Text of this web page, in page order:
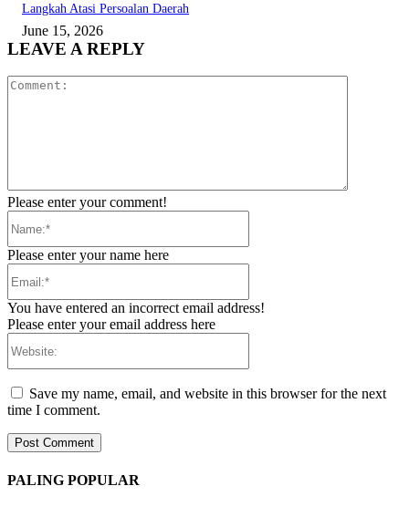
Langkah Atasi Persoalan Daerah
June 15, 2026
LEAVE A REPLY
Please enter your comment!
Please enter your name here
You have entered an incorrect email address!
Please enter your email address here
Save my name, email, and website in this browser for the next
time I comment.
PALING POPULAR